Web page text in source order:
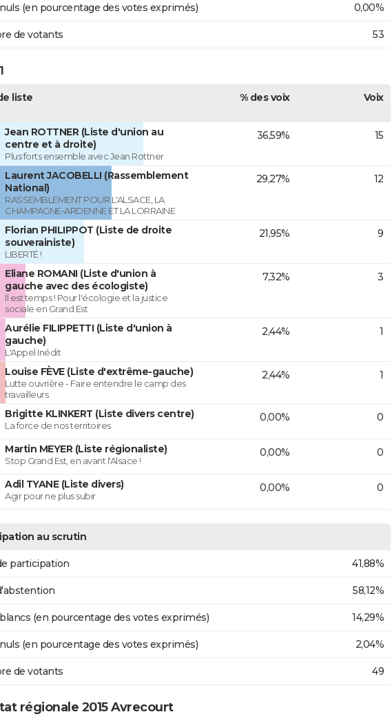
(en pourcentage des votes exprimés) 0,00%
de votants 53
liste % des voix Voix
Jean ROTTNER (Liste d'union au
centre et à droite)
Plus forts ensemble avec Jean Rottner
36,59% 15
Laurent JACOBELLI (Rassemblement
National)
RASSEMBLEMENT POUR L'ALSACE, LA
CHAMPAGNE-ARDENNE ET LA LORRAINE
29,27% 12
Florian PHILIPPOT (Liste de droite
souverainiste)
LIBERTÉ !
21,95% 9
Eliane ROMANI (Liste d'union à
gauche avec des écologiste)
Il est temps ! Pour l'écologie et la justice
sociale en Grand Est
7,32% 3
Aurélie FILIPPETTI (Liste d'union à
gauche)
L'Appel Inédit
2,44% 1
Louise FÈVE (Liste d'extrême-gauche)
Lutte ouvrière - Faire entendre le camp des
travailleurs
2,44% 1
Brigitte KLINKERT (Liste divers centre)
La force de nos territoires
0,00% 0
Martin MEYER (Liste régionaliste)
Stop Grand Est, en avant l'Alsace !
0,00% 0
Adil TYANE (Liste divers)
Agir pour ne plus subir
0,00% 0
au scrutin
participation 41,88%
58,12%
(en pourcentage des votes exprimés) 14,29%
(en pourcentage des votes exprimés) 2,04%
de votants 49
régionale 2015 Avrecourt